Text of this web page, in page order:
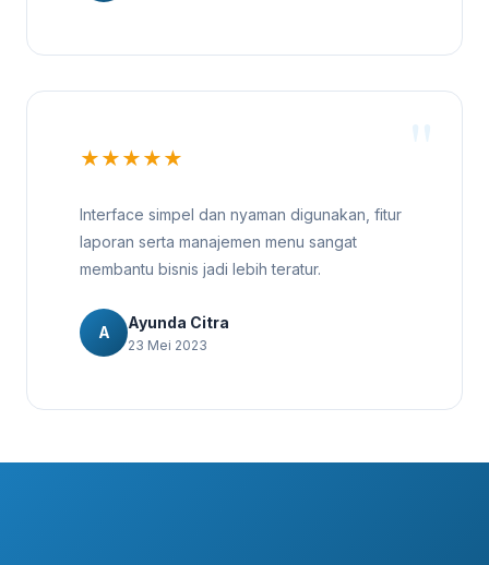
★★★★★
Interface simpel dan nyaman digunakan, fitur
laporan serta manajemen menu sangat
membantu bisnis jadi lebih teratur.
A
Ayunda Citra
23 Mei 2023